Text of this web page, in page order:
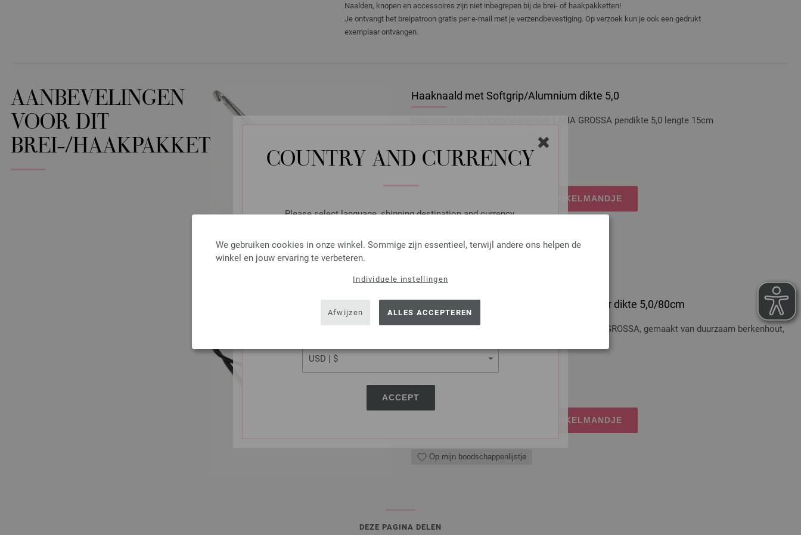
COUNTRY AND CURRENCY
Please select language, shipping destination and currency.
SHIPPING TO
USA - The United States of America
ACCEPT
We gebruiken cookies in onze winkel. Sommige zijn essentieel, terwijl andere ons helpen de
winkel en jouw ervaring te verbeteren.
Individuele instellingen
Afwijzen ALLES ACCEPTEREN
Naalden, knopen en accessoires zijn niet inbegrepen bij de brei- of haakpakketten!
Je ontvangt het breipatroon gratis per e-mail met je verzendbevestiging. Op verzoek kun je ook een gedrukt
exemplaar ontvangen.
AANBEVELINGEN
VOOR DIT
BREI-/HAAKPAKKET
Haaknaald met Softgrip/Alumnium dikte 5,0
Haaknaald met softgrip/aluminium LANA GROSSA pendikte 5,0 lengte 15cm
3,19 $ excl. btw, excl. verzendkosten
IN MIJN WINKELMANDJE
Rondbreinaalden Designer Hout Multicolor dikte 5,0/80cm
Rondbreinaalden designer hout Multicolor LANA GROSSA, gemaakt van duurzaam berkenhout,
9,32 $ excl. btw, excl.
AANTAL
IN MIJN WINKELMANDJE
Op mijn boodschappenlijstje
DEZE PAGINA DELEN